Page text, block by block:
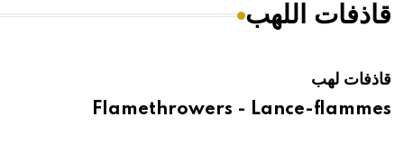
هيئة الموسوعة العربية تطلق موسوعات جديدة في عام 2026قاذفات اللهب
قاذفات لهب
Flamethrowers - Lance-flammes